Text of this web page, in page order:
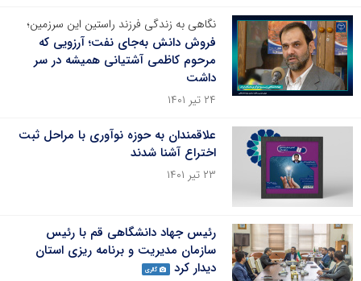
نگاهی به زندگی فرزند راستین این سرزمین؛
فروش دانش به‌جای نفت؛ آرزویی که
مرحوم کاظمی آشتیانی همیشه در سر
داشت
۲۴ تیر ۱۴۰۱
علاقمندان به حوزه نوآوری با مراحل ثبت
اختراع آشنا شدند
۲۳ تیر ۱۴۰۱
رئیس جهاد دانشگاهی قم با رئیس
سازمان مدیریت و برنامه ریزی استان
دیدار کرد
گالری